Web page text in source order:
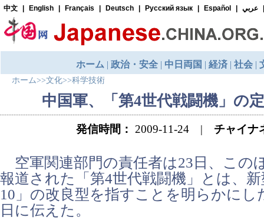
ホーム>>文化>>科学技術
中国軍、「第4世代戦闘機」の
発信時間： 2009-11-24 | チャイナ
空軍関連部門の責任者は23日、この
報道された「第4世代戦闘機」とは、
10」の改良型を指すことを明らかにし
日に伝えた。